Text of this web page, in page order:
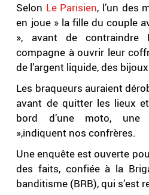
Selon Le Parisien, l’un des
en joue » la fille du couple
», avant de contraindre
compagne à ouvrir leur
de l’argent liquide, des
Les braqueurs auraient
avant de quitter les lieux
bord d’une moto, une
»,indiquent nos confrères.
Une enquête est ouverte
des faits, confiée à la
banditisme (BRB), qui s’est